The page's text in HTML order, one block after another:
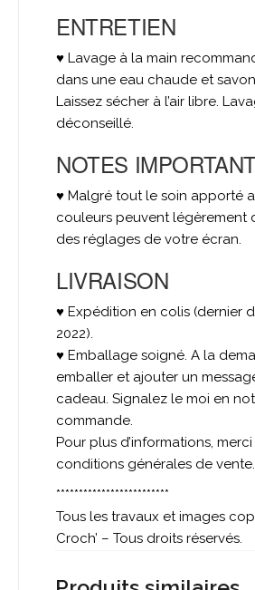
ENTRETIEN
♥ Lavage à la main
dans une eau chaude et
Laissez sécher à l’air libre.
déconseillé.
NOTES
♥ Malgré tout le soin apporté
couleurs peuvent légèrement
des réglages de votre écran.
LIVRAISON
♥ Expédition en colis (dernier
2022).
♥ Emballage soigné. A la
emballer et ajouter un
cadeau. Signalez le moi en
commande.
Pour plus d’informations,
conditions générales de vente.
*************************
Tous les travaux et images
Croch’ – Tous droits réservés.